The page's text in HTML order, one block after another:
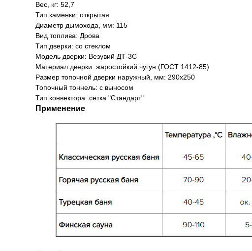
Вес, кг: 52,7
Тип каменки: открытая
Диаметр дымохода, мм: 115
Вид топлива: Дрова
Тип дверки: со стеклом
Модель дверки: Везувий ДТ-3С
Материал дверки: жаростойкий чугун (ГОСТ 1412-85)
Размер топочной дверки наружный, мм: 290х250
Топочный тоннель: с выносом
Тип конвектора: cетка "Стандарт"
Применение